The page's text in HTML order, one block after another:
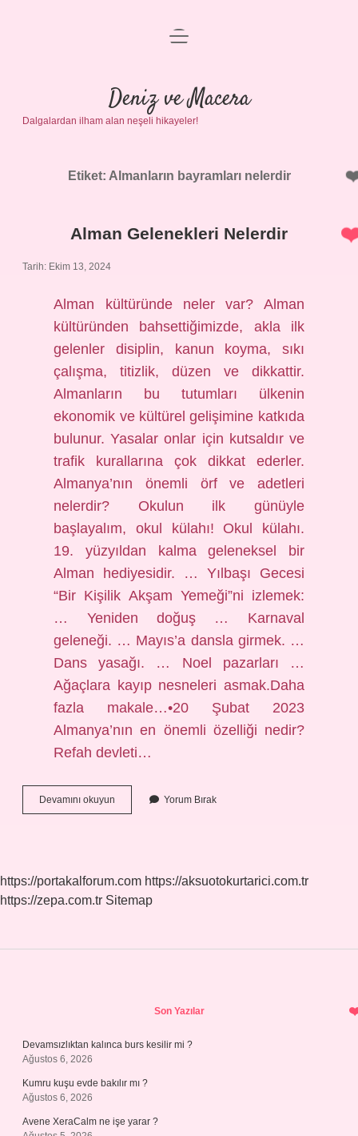
Anasayfa
Gizlilik Politikası
Yasal Uyarı
menüyü
Deniz ve Macera
Dalgalardan ilham alan neşeli hikayeler!
Etiket: Almanların bayramları nelerdir
Alman Gelenekleri Nelerdir
Tarih: Ekim 13, 2024
Alman kültüründe neler var? Alman
kültüründen bahsettiğimizde, akla ilk
gelenler disiplin, kanun koyma, sıkı
çalışma, titizlik, düzen ve dikkattir.
Almanların bu tutumları ülkenin
ekonomik ve kültürel gelişimine katkıda
bulunur. Yasalar onlar için kutsaldır ve
trafik kurallarına çok dikkat ederler.
Almanya’nın önemli örf ve adetleri
nelerdir? Okulun ilk günüyle
başlayalım, okul külahı! Okul külahı.
19. yüzyıldan kalma geleneksel bir
Alman hediyesidir. … Yılbaşı Gecesi
“Bir Kişilik Akşam Yemeği”ni izlemek:
… Yeniden doğuş … Karnaval
geleneği. … Mayıs’a dansla girmek. …
Dans yasağı. … Noel pazarları …
Ağaçlara kayıp nesneleri asmak.Daha
fazla makale…•20 Şubat 2023
Almanya’nın en önemli özelliği nedir?
Refah devleti…
Devamını okuyun
Gelenekleri
Yorum Bırak
https://portakalforum.com https://aksuotokurtarici.com.tr
https://zepa.com.tr Sitemap
Son Yazılar
Devamsızlıktan kalınca burs kesilir mi ?
Ağustos 6, 2026
Kumru kuşu evde bakılır mı ?
Ağustos 6, 2026
Avene XeraCalm ne işe yarar ?